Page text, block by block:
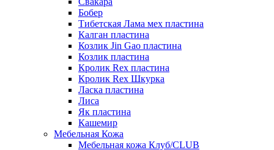
Бобер
Тибетская Лама мех пластина
Калган пластина
Козлик Jin Gao пластина
Козлик пластина
Кролик Rex пластина
Кролик Rex Шкурка
Ласка пластина
Лиса
Як пластина
Кашемир
Мебельная Кожа
Мебельная кожа Клуб/CLUB